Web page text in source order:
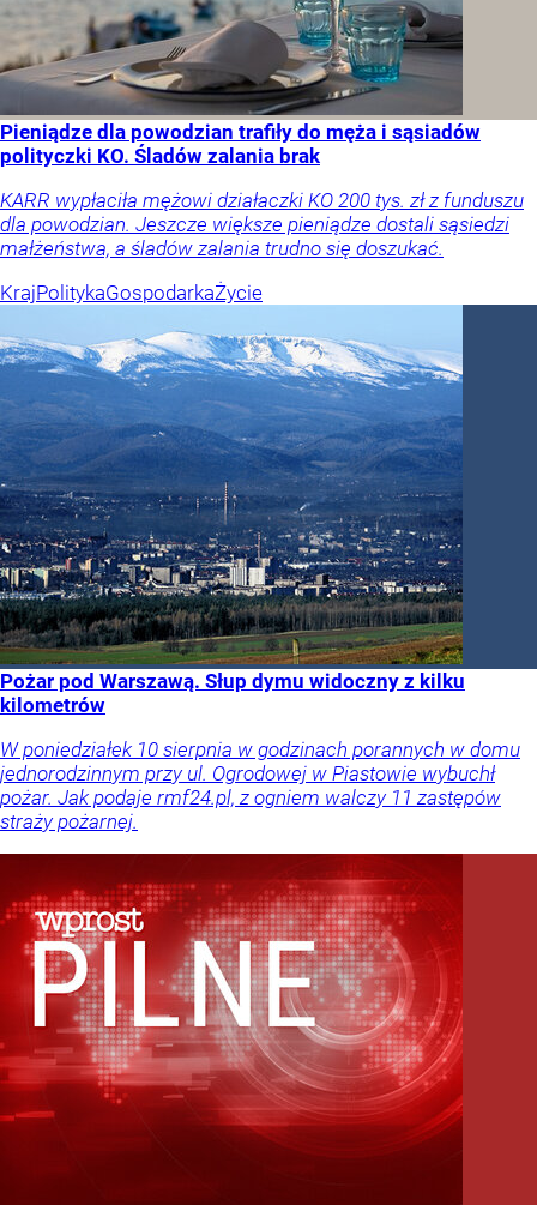
Pieniądze dla powodzian trafiły do męża i sąsiadów
polityczki KO. Śladów zalania brak
KARR wypłaciła mężowi działaczki KO 200 tys. zł z funduszu
dla powodzian. Jeszcze większe pieniądze dostali sąsiedzi
małżeństwa, a śladów zalania trudno się doszukać.
KrajPolitykaGospodarkaŻycie
Pożar pod Warszawą. Słup dymu widoczny z kilku
kilometrów
W poniedziałek 10 sierpnia w godzinach porannych w domu
jednorodzinnym przy ul. Ogrodowej w Piastowie wybuchł
pożar. Jak podaje rmf24.pl, z ogniem walczy 11 zastępów
straży pożarnej.